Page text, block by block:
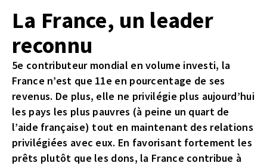
La France, un leader
reconnu
5e contributeur mondial en volume investi, la
France n’est que 11e en pourcentage de ses
revenus. De plus, elle ne privilégie plus aujourd’hui
les pays les plus pauvres (à peine un quart de
l’aide française) tout en maintenant des relations
privilégiées avec eux. En favorisant fortement les
prêts plutôt que les dons, la France contribue à